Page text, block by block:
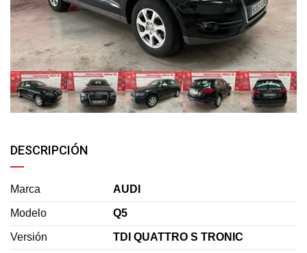
DESCRIPCIÓN
Marca AUDI
Modelo Q5
Versión TDI QUATTRO S TRONIC